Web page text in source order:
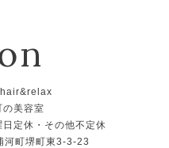
の美容室
休・その他不定休
町堺町東3-3-23